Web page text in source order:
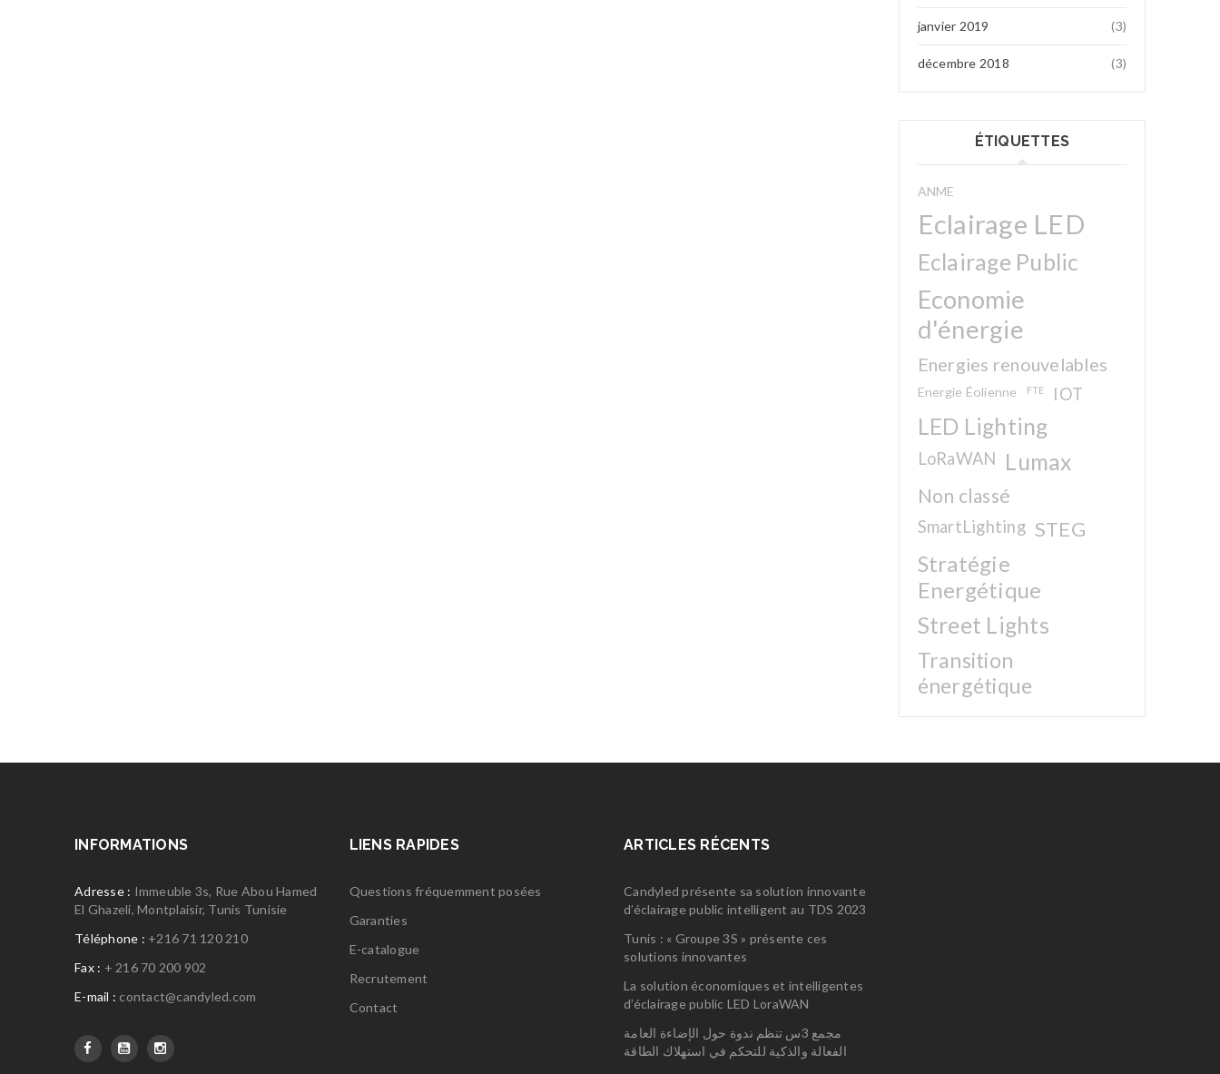
janvier 2019 (3)
décembre 2018 (3)
ÉTIQUETTES
ANME
Eclairage LED
Eclairage Public
Economie
d'énergie
Energies renouvelables
Energie Éolienne FTE IOT
LED Lighting
LoRaWAN Lumax
Non classé
SmartLighting STEG
Stratégie
Energétique
Street Lights
Transition
énergétique
INFORMATIONS
Adresse : Immeuble 3s, Rue Abou Hamed
El Ghazeli, Montplaisir, Tunis Tunisie
Téléphone : +216 71 120 210
Fax : + 216 70 200 902
E-mail : contact@candyled.com
LIENS RAPIDES
Questions fréquemment posées
Garanties
E-catalogue
Recrutement
Contact
ARTICLES RÉCENTS
Candyled présente sa solution innovante
d’éclairage public intelligent au TDS 2023
Tunis : « Groupe 3S » présente ces
solutions innovantes
La solution économiques et intelligentes
d’éclairage public LED LoraWAN
مجمع 3س تنظم ندوة حول الإضاءة العامة
الفعالة والذكية للتحكم في استهلاك الطاقة